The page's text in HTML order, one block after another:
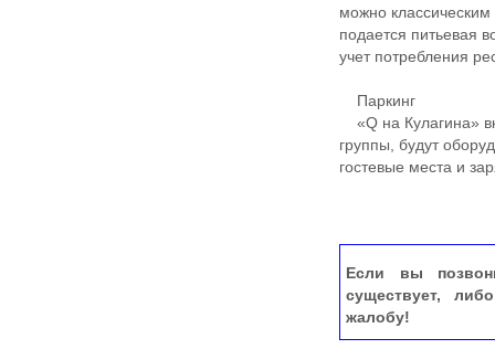
можно
подается питьевая
учет потребления
Паркинг
«Q на Кулагина»
группы, будут
гостевые места и
Если вы
существует,
жалобу!